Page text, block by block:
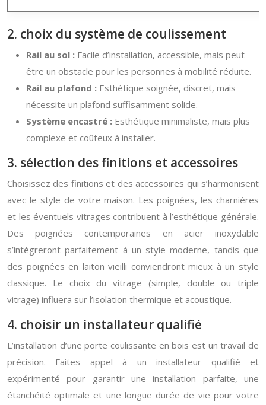
2. choix du système de coulissement
Rail au sol : Facile d’installation, accessible, mais peut
être un obstacle pour les personnes à mobilité réduite.
Rail au plafond : Esthétique soignée, discret, mais
nécessite un plafond suffisamment solide.
Système encastré : Esthétique minimaliste, mais plus
complexe et coûteux à installer.
3. sélection des finitions et accessoires
Choisissez des finitions et des accessoires qui s’harmonisent
avec le style de votre maison. Les poignées, les charnières
et les éventuels vitrages contribuent à l’esthétique générale.
Des poignées contemporaines en acier inoxydable
s’intégreront parfaitement à un style moderne, tandis que
des poignées en laiton vieilli conviendront mieux à un style
classique. Le choix du vitrage (simple, double ou triple
vitrage) influera sur l’isolation thermique et acoustique.
4. choisir un installateur qualifié
L’installation d’une porte coulissante en bois est un travail de
précision. Faites appel à un installateur qualifié et
expérimenté pour garantir une installation parfaite, une
étanchéité optimale et une longue durée de vie pour votre